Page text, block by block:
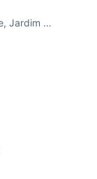
R. Dona Maria Josepha de Souza Manente, Jardim Faculdade